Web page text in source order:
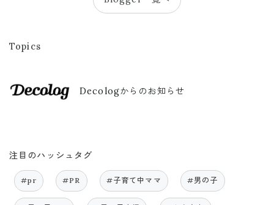
Topics
Decologからのお知らせ
注目のハッシュタグ
#pr #PR #子育て中ママ #男の子